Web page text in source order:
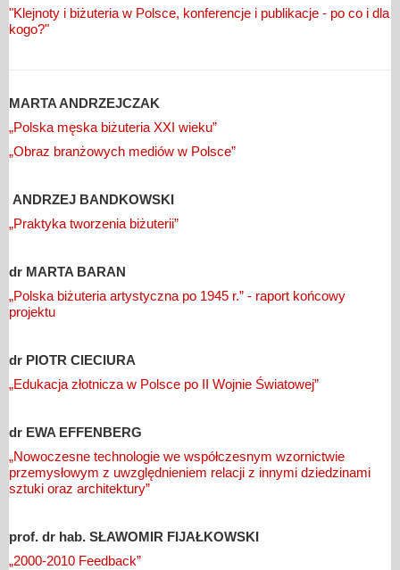
"Klejnoty i biżuteria w Polsce, konferencje i publikacje - po co i dla
kogo?"
MARTA ANDRZEJCZAK
„Polska męska biżuteria XXI wieku”
„Obraz branżowych mediów w Polsce”
ANDRZEJ BANDKOWSKI
„Praktyka tworzenia biżuterii”
dr MARTA BARAN
„Polska biżuteria artystyczna po 1945 r.” - raport końcowy
projektu
dr PIOTR CIECIURA
„Edukacja złotnicza w Polsce po II Wojnie Światowej”
dr EWA EFFENBERG
„Nowoczesne technologie we współczesnym wzornictwie
przemysłowym z uwzględnieniem relacji z innymi dziedzinami
sztuki oraz architektury”
prof. dr hab. SŁAWOMIR FIJAŁKOWSKI
„2000-2010 Feedback”